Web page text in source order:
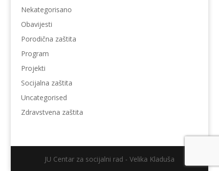
Nekategorisano
Obavijesti
Porodična zaštita
Program
Projekti
Socijalna zaštita
Uncategorised
Zdravstvena zaštita
JU Centar za socijalni rad - Velika Kladuša